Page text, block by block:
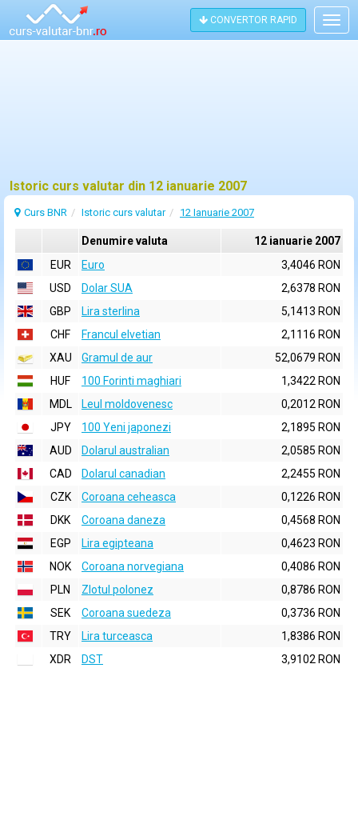
CONVERTOR RAPID
Istoric curs valutar din 12 ianuarie 2007
Curs BNR Istoric curs valutar 12 Ianuarie 2007
Denumire valuta
12 ianuarie 2007
EUR
Euro
3,4046 RON
USD
Dolar SUA
2,6378 RON
GBP
Lira sterlina
5,1413 RON
CHF
Francul elvetian
2,1116 RON
XAU
Gramul de aur
52,0679 RON
HUF
100 Forinti maghiari
1,3422 RON
MDL
Leul moldovenesc
0,2012 RON
JPY
100 Yeni japonezi
2,1895 RON
AUD
Dolarul australian
2,0585 RON
CAD
Dolarul canadian
2,2455 RON
CZK
Coroana ceheasca
0,1226 RON
DKK
Coroana daneza
0,4568 RON
EGP
Lira egipteana
0,4623 RON
NOK
Coroana norvegiana
0,4086 RON
PLN
Zlotul polonez
0,8786 RON
SEK
Coroana suedeza
0,3736 RON
TRY
Lira turceasca
1,8386 RON
XDR
DST 3,9102 RON